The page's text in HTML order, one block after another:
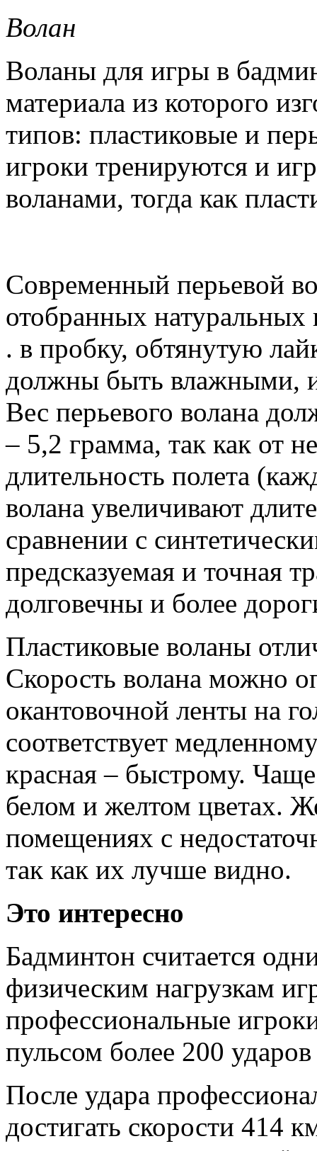
Волан
Воланы для игры в
материала из которого
типов: пластиковые и
игроки тренируются и
воланами, тогда как
Современный перьевой
отобранных натуральных
. в пробку, обтянутую
должны быть влажными,
Вес перьевого волана
– 5,2 грамма, так как от
длительность полета
волана увеличивают
сравнении с
предсказуемая и точная
долговечны и более
Пластиковые воланы
Скорость волана можно
окантовочной ленты на
соответствует
красная – быстрому.
белом и желтом цветах.
помещениях с
так как их лучше видно.
Это интересно
Бадминтон считается
физическим нагрузкам
профессиональные
пульсом более 200
После удара
достигать скорости 414